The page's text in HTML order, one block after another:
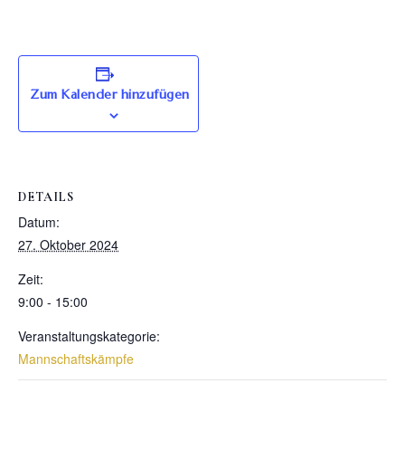
Zum Kalender hinzufügen
DETAILS
Datum:
27. Oktober 2024
Zeit:
9:00 - 15:00
Veranstaltungskategorie:
Mannschaftskämpfe